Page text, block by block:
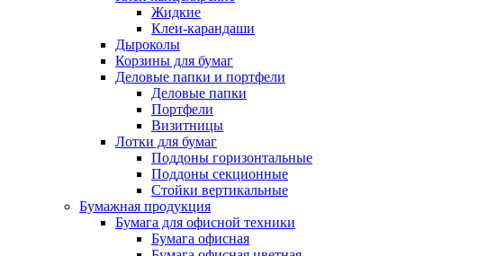
Жидкие
Клеи-карандаши
Дыроколы
Корзины для бумаг
Деловые папки и портфели
Деловые папки
Портфели
Визитницы
Лотки для бумаг
Поддоны горизонтальные
Поддоны секционные
Стойки вертикальные
Бумажная продукция
Бумага для офисной техники
Бумага офисная